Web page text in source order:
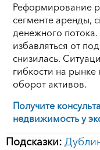
Реформирование
сегменте аренды,
денежного
избавляться от
снизилась.
гибкости на рынке
оборот активов.
Получите
недвижимость у
Подсказки: